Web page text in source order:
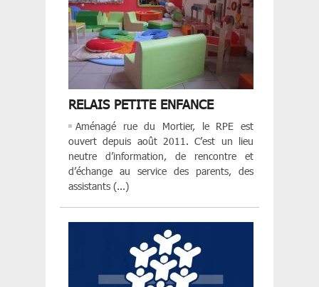
RELAIS PETITE ENFANCE
Aménagé rue du Mortier, le RPE est
ouvert depuis août 2011. C’est un lieu
neutre d’information, de rencontre et
d’échange au service des parents, des
assistants (...)